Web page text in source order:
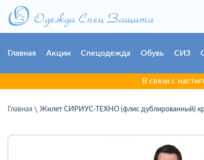
Главная Акции Спецодежда Обувь СИЗ
В связи с
Главная Жилет СИРИУС-ТЕХНО (флис дублированный)